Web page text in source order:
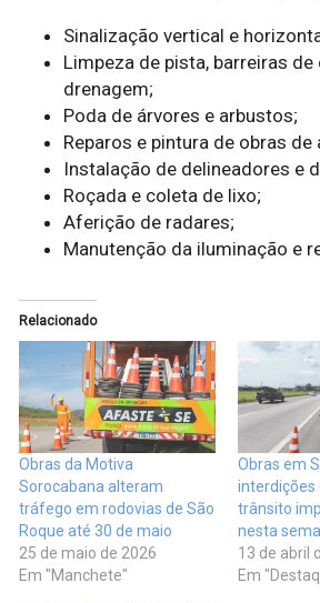
Sinalização vertical e
Limpeza de pista, barreiras
drenagem;
Poda de árvores e arbustos;
Reparos e pintura de obras de
Instalação de delineadores e
Roçada e coleta de lixo;
Aferição de radares;
Manutenção da iluminação e
Relacionado
Obras da Motiva
Sorocabana alteram
tráfego em rodovias de São
Roque até 30 de maio
25 de maio de 2026
Em "Manchete"
Obras em
interdições
trânsito
nesta
13 de abril
Em